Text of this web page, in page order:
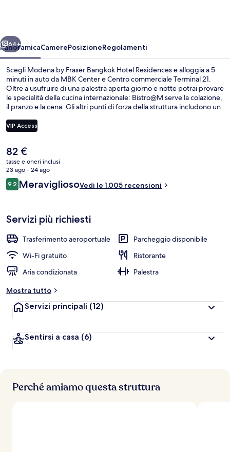
Residences
Avanti
64+
PanoramicaCamerePosizioneRegolamenti
Scegli Modena by Fraser Bangkok Hotel Residences e alloggia a 5
minuti in auto da MBK Center e Centro commerciale Terminal 21.
Oltre a usufruire di una palestra aperta giorno e notte potrai provare
le specialità della cucina internazionale: Bistro@M serve la colazione,
il pranzo e la cena. Gli altri punti di forza della struttura includono un
lodano il personale gentile della struttura. La struttura è una comoda
base per spostarsi con i mezzi pubblici: Stazione di Queen Sirikit
Khlong Toei a 10.
VIP Access
Il
prezzo
attuale
è
82 €
82 €
tasse e oneri inclusi
23 ago - 24 ago
Recensioni
9,29,2 su 10
MeravigliosoVedi le 1.005 recensioni
Servizi più richiesti
Trasferimento aeroportuale
Parcheggio disponibile
Wi-Fi gratuito
Ristorante
Aria condizionata
Palestra
Mostra tutto
Servizi principali (12)
Sentirsi a casa (6)
Perché amiamo questa struttura